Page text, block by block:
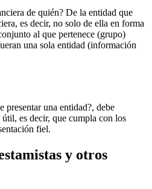
de quién? De la entidad que
es decir, no solo de ella en forma
al que pertenece (grupo)
una sola entidad (información
presentar una entidad?, debe
es decir, que cumpla con los
fiel.
y otros